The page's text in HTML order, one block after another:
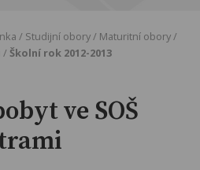
/ Studijní obory/ Maturitní obory/
/ Školní rok 2012-2013
ve SOŠ